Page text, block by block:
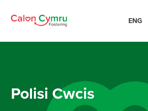
ENG
Polisi Cwcis